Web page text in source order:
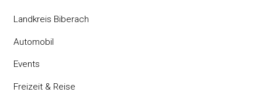
Landkreis Biberach
Automobil
Events
Freizeit & Reise